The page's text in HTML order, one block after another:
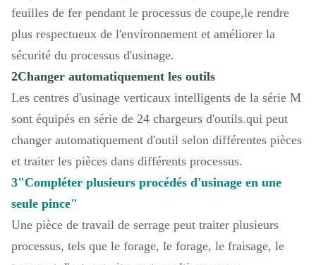
feuilles de fer pendant le processus de coupe,le rendre
plus respectueux de l'environnement et améliorer la
sécurité du processus d'usinage.
2Changer automatiquement les outils
Les centres d'usinage verticaux intelligents de la série M
sont équipés en série de 24 chargeurs d'outils.qui peut
changer automatiquement d'outil selon différentes pièces
et traiter les pièces dans différents processus.
3"Compléter plusieurs procédés d'usinage en une
seule pince"
Une pièce de travail de serrage peut traiter plusieurs
processus, tels que le forage, le forage, le fraisage, le